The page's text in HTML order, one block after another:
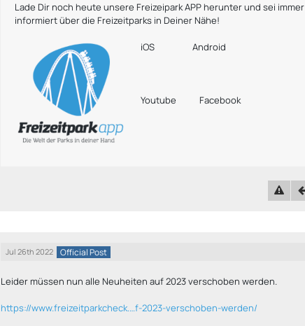
Lade Dir noch heute unsere Freizeipark APP herunter und sei immer
informiert über die Freizeitparks in Deiner Nähe!
iOS Android
Youtube Facebook
Jul 26th 2022 Official Post
Leider müssen nun alle Neuheiten auf 2023 verschoben werden.
https://www.freizeitparkcheck.…f-2023-verschoben-werden/